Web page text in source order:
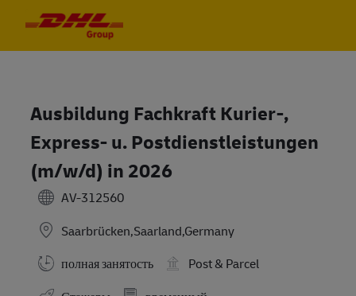
Ausbildung Fachkraft Kurier-,
Express- u. Postdienstleistungen
(m/w/d) in 2026
AV-312560
Saarbrücken,Saarland,Germany
полная занятость
Post & Parcel